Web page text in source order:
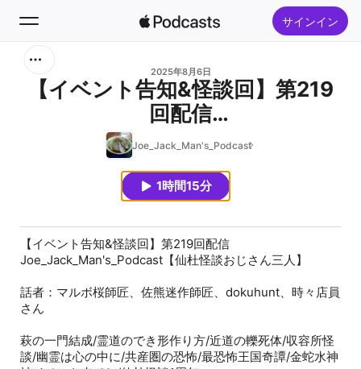
サインイン
新着おすすめ
トップランキング
2025年8月6日
【イベント告知&怪談回】第219
回配信
Joe_Jack_Man's_Podcast【仙
杜怪談おじさん三人】
Joe_Jack_Man's_Podcast
1時間15分
【イベント告知&怪談回】第219回配信
Joe_Jack_Man's_Podcast【仙杜怪談おじさん三人】
話者：マルボ桜師匠、佐熊迷作師匠、dokuhunt、時々店員
さん
萩の一門結成/霊道のでき形作り方/近道の轢死体/収容所怪
談/幽霊は心の中に/共産圏の恐怖/最恐怖王国奇譚/金蛇水神